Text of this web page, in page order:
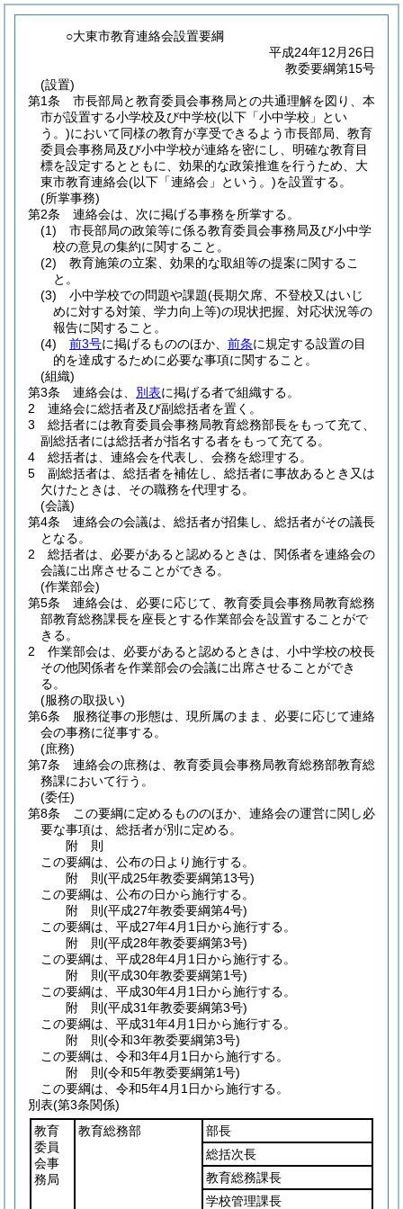
○大東市教育連絡会設置要綱
平成24年12月26日
教委要綱第15号
(設置)
第1条
市長部局と教育委員会事務局との共通理解を図り、本
市が設置する小学校及び中学校(以下「小中学校」とい
う。)において同様の教育が享受できるよう市長部局、教育
委員会事務局及び小中学校が連絡を密にし、明確な教育目
標を設定するとともに、効果的な政策推進を行うため、大
東市教育連絡会(以下「連絡会」という。)を設置する。
(所掌事務)
第2条
連絡会は、次に掲げる事務を所掌する。
(1)
市長部局の政策等に係る教育委員会事務局及び小中学
校の意見の集約に関すること。
(2)
教育施策の立案、効果的な取組等の提案に関するこ
と。
(3)
小中学校での問題や課題(長期欠席、不登校又はいじ
めに対する対策、学力向上等)の現状把握、対応状況等の
報告に関すること。
(4)
前3号に掲げるもののほか、 前条に規定する設置の目
的を達成するために必要な事項に関すること。
(組織)
第3条
連絡会は、 別表に掲げる者で組織する。
2
連絡会に総括者及び副総括者を置く。
3
総括者には教育委員会事務局教育総務部長をもって充て、
副総括者には総括者が指名する者をもって充てる。
4
総括者は、連絡会を代表し、会務を総理する。
5
副総括者は、総括者を補佐し、総括者に事故あるとき又は
欠けたときは、その職務を代理する。
(会議)
第4条
連絡会の会議は、総括者が招集し、総括者がその議長
となる。
2
総括者は、必要があると認めるときは、関係者を連絡会の
会議に出席させることができる。
(作業部会)
第5条
連絡会は、必要に応じて、教育委員会事務局教育総務
部教育総務課長を座長とする作業部会を設置することがで
きる。
2
作業部会は、必要があると認めるときは、小中学校の校長
その他関係者を作業部会の会議に出席させることができ
る。
(服務の取扱い)
第6条
服務従事の形態は、現所属のまま、必要に応じて連絡
会の事務に従事する。
(庶務)
第7条
連絡会の庶務は、教育委員会事務局教育総務部教育総
務課において行う。
(委任)
第8条
この要綱に定めるもののほか、連絡会の運営に関し必
要な事項は、総括者が別に定める。
附 則
この要綱は、公布の日より施行する。
附 則(平成25年教委要綱第13号)
この要綱は、公布の日から施行する。
附 則(平成27年教委要綱第4号)
この要綱は、平成27年4月1日から施行する。
附 則(平成28年教委要綱第3号)
この要綱は、平成28年4月1日から施行する。
附 則(平成30年教委要綱第1号)
この要綱は、平成30年4月1日から施行する。
附 則(平成31年教委要綱第3号)
この要綱は、平成31年4月1日から施行する。
附 則(令和3年教委要綱第3号)
この要綱は、令和3年4月1日から施行する。
附 則(令和5年教委要綱第1号)
この要綱は、令和5年4月1日から施行する。
別表(第3条関係)
教育
委員
会事
務局
教育総務部
部長
総括次長
教育総務課長
学校管理課長